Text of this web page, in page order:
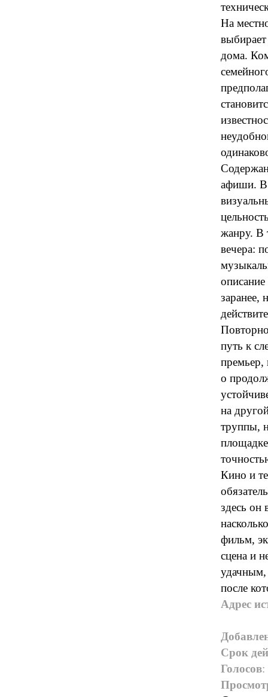
На
дома.
афиши. В
жанру. В
вечера:
заранее,
путь к
премьер,
о
на
труппы,
Кино и
здесь он
фильм,
сцена и
удачным,
после
Адрес
Срок
Голосов: